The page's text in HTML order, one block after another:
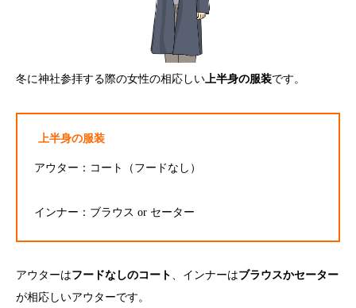
冬に神社参拝する際の女性の相応しい 上半身の服装です。
上半身の服装
アウター：コート（フードなし）
インナー：ブラウス or セーター
アウターはフードなしのコート 、インナーはブラウスかセーター
が相応しいアウターです。